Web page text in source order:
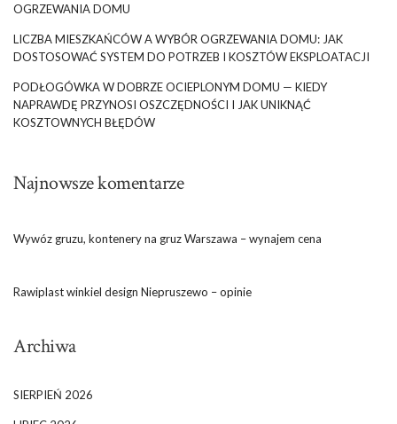
OGRZEWANIA DOMU
LICZBA MIESZKAŃCÓW A WYBÓR OGRZEWANIA DOMU: JAK
DOSTOSOWAĆ SYSTEM DO POTRZEB I KOSZTÓW EKSPLOATACJI
PODŁOGÓWKA W DOBRZE OCIEPLONYM DOMU — KIEDY
NAPRAWDĘ PRZYNOSI OSZCZĘDNOŚCI I JAK UNIKNĄĆ
KOSZTOWNYCH BŁĘDÓW
Najnowsze komentarze
Wywóz gruzu, kontenery na gruz Warszawa – wynajem cena
Rawiplast winkiel design Niepruszewo – opinie
Archiwa
SIERPIEŃ 2026